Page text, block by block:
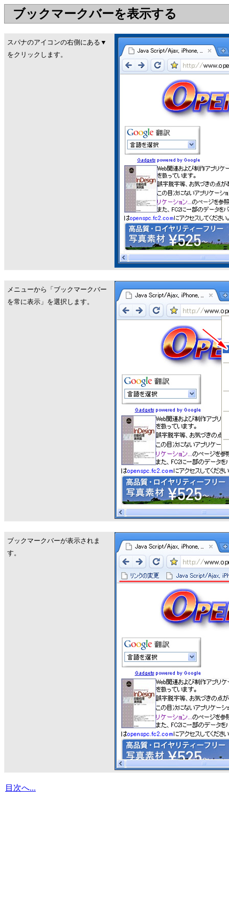
ブックマークバーを表示する
スパナのアイコンの右側にある▼
をクリックします。
メニューから「ブックマークバー
を常に表示」を選択します。
ブックマークバーが表示されま
す。
目次へ...